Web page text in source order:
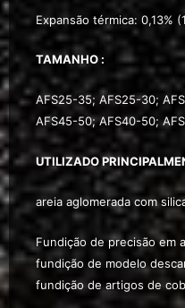
Expansão térmica: 0,13%
TAMANHO :
AFS25-35; AFS25-30;
AFS45-50; AFS40-50;
UTILIZADO
areia aglomerada com
Fundição de precisão em
fundição de modelo
fundição de artigos de